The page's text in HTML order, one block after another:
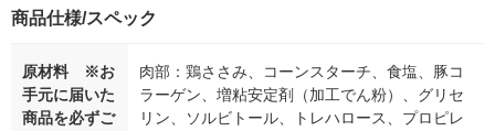
商品仕様/スペック
原材料 ※お
手元に届いた
商品を必ずご
肉部：鶏ささみ、コーンスターチ、食塩、豚コ
ラーゲン、増粘安定剤（加工でん粉）、グリセ
リン、ソルビトール、トレハロース、プロピレ